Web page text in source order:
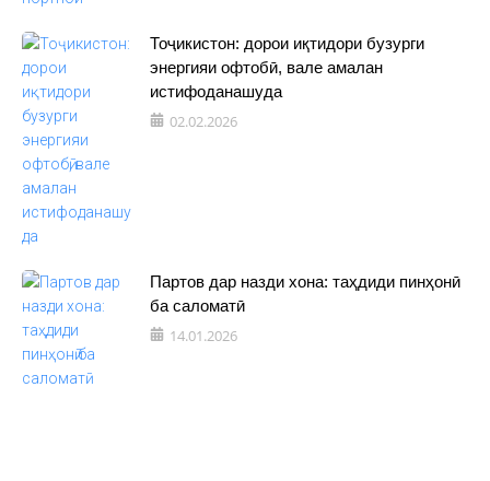
Тоҷикистон: дорои иқтидори бузурги
энергияи офтобӣ, вале амалан
истифоданашуда
02.02.2026
Партов дар назди хона: таҳдиди пинҳонӣ
ба саломатӣ
14.01.2026